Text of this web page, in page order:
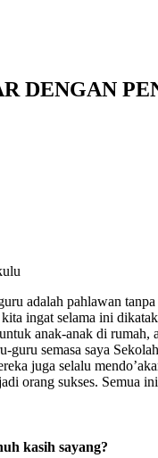
DENGAN
adalah pahlawan
ingat selama ini
anak-anak di
semasa saya
juga selalu
orang sukses. Semua
kasih sayang?